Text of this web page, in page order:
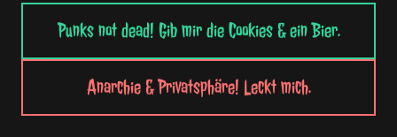
Punks not dead! Gib mir die Cookies & ein Bier.
Anarchie & Privatsphäre! Leckt mich.